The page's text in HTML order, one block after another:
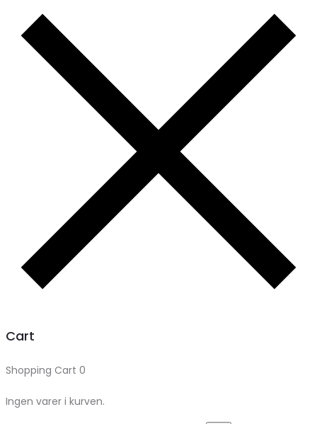
Cart
Shopping Cart 0
Ingen varer i kurven.